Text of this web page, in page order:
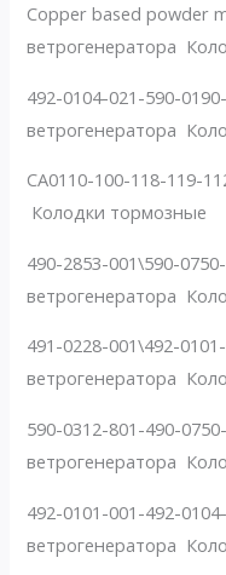
Copper based powder
ветрогенератора
492-0104-021-590-
ветрогенератора
CA0110-100-118-119-
Колодки тормозные
490-2853-001\590-
ветрогенератора
491-0228-001\492-
ветрогенератора
590-0312-801-490-
ветрогенератора
492-0101-001-492-
ветрогенератора